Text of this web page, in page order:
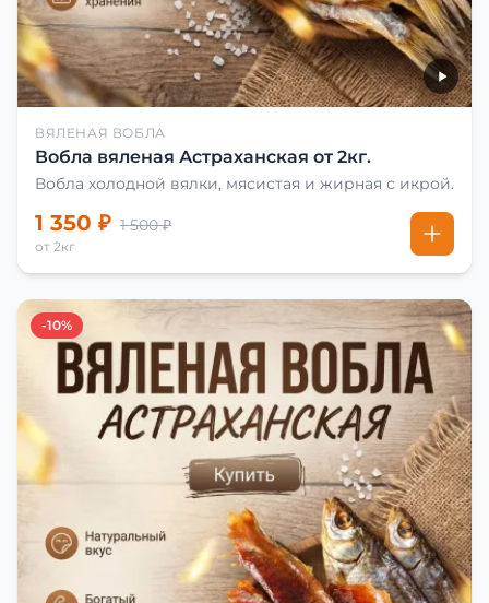
ВЯЛЕНАЯ ВОБЛА
Вобла вяленая Астраханская от 2кг.
Вобла холодной вялки, мясистая и жирная с икрой.
1 350 ₽ 1 500 ₽
от 2кг
-10%